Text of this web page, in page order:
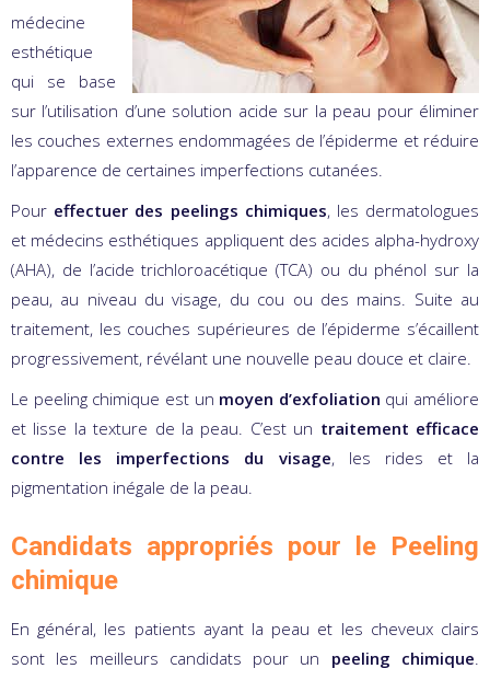
médecine
esthétique
qui se base
sur l’utilisation d’une solution acide sur la peau pour éliminer
les couches externes endommagées de l’épiderme et réduire
l’apparence de certaines imperfections cutanées.
Pour effectuer des peelings chimiques, les dermatologues
et médecins esthétiques appliquent des acides alpha-hydroxy
(AHA), de l’acide trichloroacétique (TCA) ou du phénol sur la
peau, au niveau du visage, du cou ou des mains. Suite au
traitement, les couches supérieures de l’épiderme s’écaillent
progressivement, révélant une nouvelle peau douce et claire.
Le peeling chimique est un moyen d’exfoliation qui améliore
et lisse la texture de la peau. C’est un traitement efficace
contre les imperfections du visage, les rides et la
pigmentation inégale de la peau.
Candidats appropriés pour le Peeling
chimique
En général, les patients ayant la peau et les cheveux clairs
sont les meilleurs candidats pour un peeling chimique.